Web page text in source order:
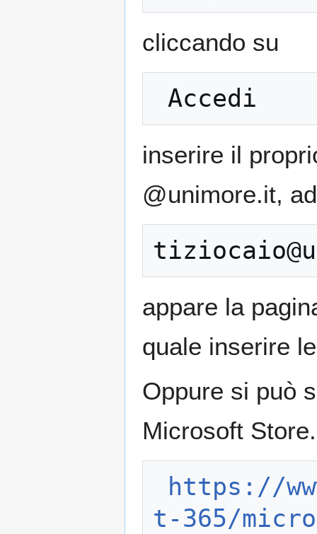
cliccando su
inserire il
@unimore.it,
appare la
quale inserire
Oppure si può
Microsoft Store.
https://
t-365/